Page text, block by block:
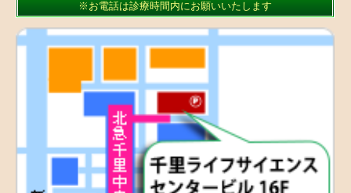
※お電話は診療時間内にお願いいたします